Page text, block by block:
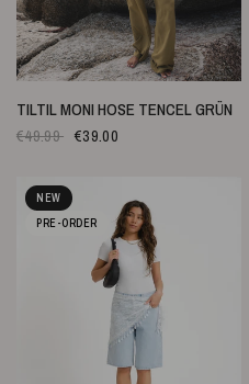
SCHNELLANSICHT
TILTIL MONI HOSE TENCEL GRÜN
€49.99 €39.00
NEW
PRE-ORDER